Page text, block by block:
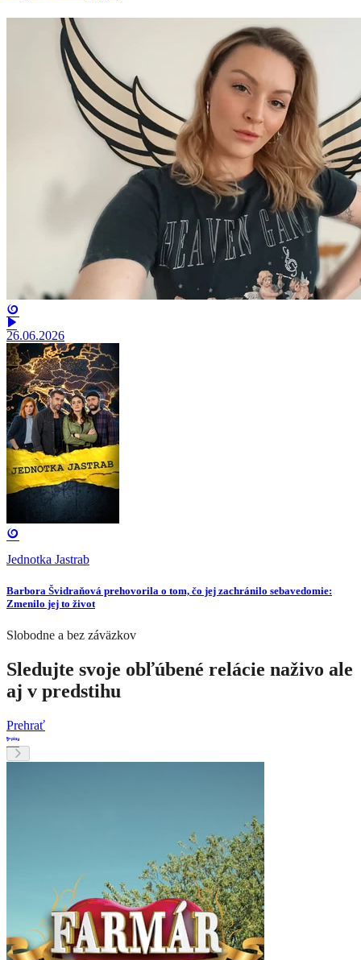
26.06.2026
Jednotka Jastrab
Barbora Švidraňová prehovorila o tom, čo jej zachránilo sebavedomie:
Zmenilo jej to život
Slobodne a bez záväzkov
Sledujte svoje obľúbené relácie naživo ale
aj v predstihu
Prehrať